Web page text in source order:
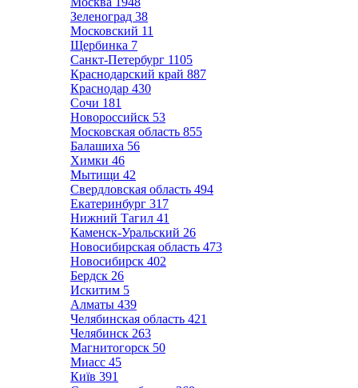
Зеленоград 38
Московский 11
Щербинка 7
Санкт-Петербург 1105
Краснодарский край 887
Краснодар 430
Сочи 181
Новороссийск 53
Московская область 855
Балашиха 56
Химки 46
Мытищи 42
Свердловская область 494
Екатеринбург 317
Нижний Тагил 41
Каменск-Уральский 26
Новосибирская область 473
Новосибирск 402
Бердск 26
Искитим 5
Алматы 439
Челябинская область 421
Челябинск 263
Магнитогорск 50
Миасс 45
Київ 391